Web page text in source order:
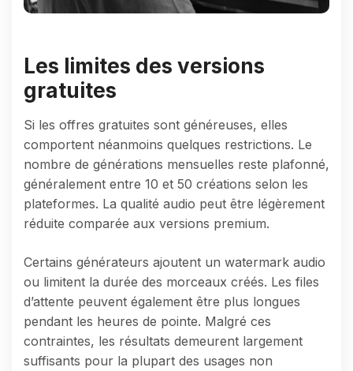
Les limites des versions
gratuites
Si les offres gratuites sont généreuses, elles
comportent néanmoins quelques restrictions. Le
nombre de générations mensuelles reste plafonné,
généralement entre 10 et 50 créations selon les
plateformes. La qualité audio peut être légèrement
réduite comparée aux versions premium.
Certains générateurs ajoutent un watermark audio
ou limitent la durée des morceaux créés. Les files
d’attente peuvent également être plus longues
pendant les heures de pointe. Malgré ces
contraintes, les résultats demeurent largement
suffisants pour la plupart des usages non